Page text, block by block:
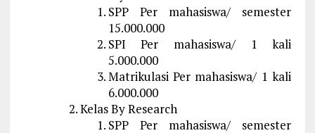
SPP Per mahasiswa/ semester
15.000.000
SPI Per mahasiswa/ 1 kali
5.000.000
Matrikulasi Per mahasiswa/ 1 kali
6.000.000
Kelas By Research
SPP Per mahasiswa/ semester